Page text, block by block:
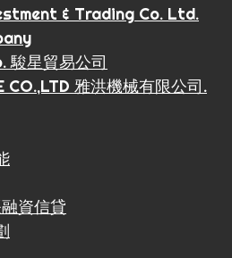
& Trading Co. Ltd.
星貿易公司
CO.,LTD 雅洪機械有限公司.
資信貸